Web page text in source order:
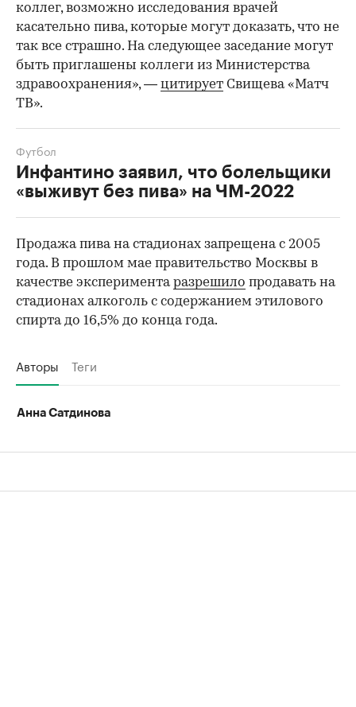
00:00 00:00
коллег, возможно исследования врачей
касательно пива, которые могут доказать, что не
так все страшно. На следующее заседание могут
быть приглашены коллеги из Министерства
здравоохранения», — цитирует Свищева «Матч
ТВ».
Инфантино заявил, что болельщики
«выживут без пива» на ЧМ-2022
Футбол
Продажа пива на стадионах запрещена с 2005
года. В прошлом мае правительство Москвы в
качестве экспериментаразрешило продавать на
стадионах алкоголь с содержанием этилового
спирта до 16,5% до конца года.
Авторы Теги
Анна Сатдинова